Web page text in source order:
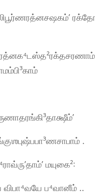
.
மயுகை²꞉
ப⁴வானீம் ..